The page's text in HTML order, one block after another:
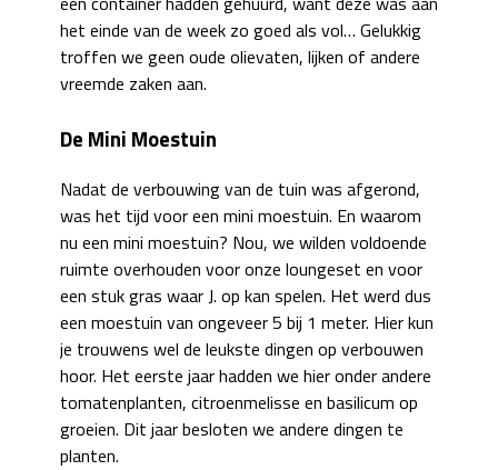
het einde van de week zo goed als vol… Gelukkig
troffen we geen oude olievaten, lijken of andere
vreemde zaken aan.
De Mini Moestuin
Nadat de verbouwing van de tuin was afgerond,
was het tijd voor een mini moestuin. En waarom
nu een mini moestuin? Nou, we wilden voldoende
ruimte overhouden voor onze loungeset en voor
een stuk gras waar J. op kan spelen. Het werd dus
een moestuin van ongeveer 5 bij 1 meter. Hier kun
je trouwens wel de leukste dingen op verbouwen
hoor. Het eerste jaar hadden we hier onder andere
tomatenplanten, citroenmelisse en basilicum op
groeien. Dit jaar besloten we andere dingen te
planten.